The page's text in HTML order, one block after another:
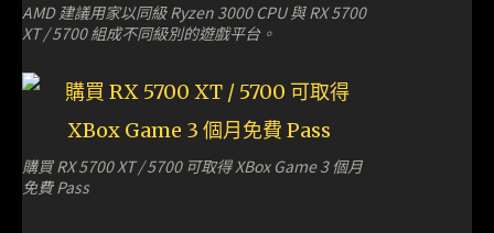
AMD 建議用家以同級 Ryzen 3000 CPU 與 RX 5700
XT / 5700 組成不同級別的遊戲平台。
購買 RX 5700 XT / 5700 可取得 XBox Game 3 個月
免費 Pass